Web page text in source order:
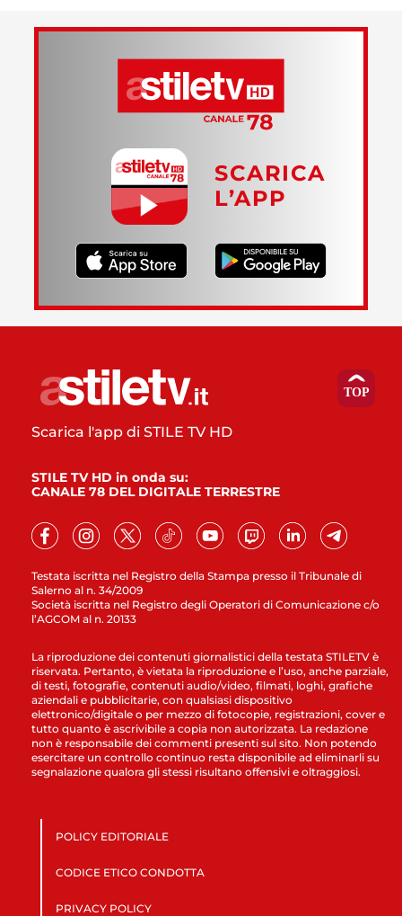
SCARICA
L’APP
Testata iscritta nel Registro della Stampa presso il Tribunale di
Salerno al n. 34/2009
Società iscritta nel Registro degli Operatori di Comunicazione c/o
l’AGCOM al n. 20133
Scarica l'app di STILE TV HD
STILE TV HD in onda su:
CANALE 78 DEL DIGITALE TERRESTRE
La riproduzione dei contenuti giornalistici della testata STILETV è
riservata. Pertanto, è vietata la riproduzione e l’uso, anche parziale,
di testi, fotografie, contenuti audio/video, filmati, loghi, grafiche
aziendali e pubblicitarie, con qualsiasi dispositivo
elettronico/digitale o per mezzo di fotocopie, registrazioni, cover e
tutto quanto è ascrivibile a copia non autorizzata. La redazione
non è responsabile dei commenti presenti sul sito. Non potendo
esercitare un controllo continuo resta disponibile ad eliminarli su
segnalazione qualora gli stessi risultano offensivi e oltraggiosi.
POLICY EDITORIALE
CODICE ETICO CONDOTTA
PRIVACY POLICY